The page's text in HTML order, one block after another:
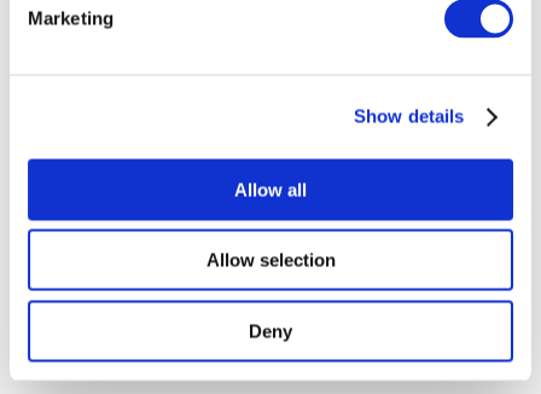
Marketing
Show details
Allow all
Allow selection
Deny